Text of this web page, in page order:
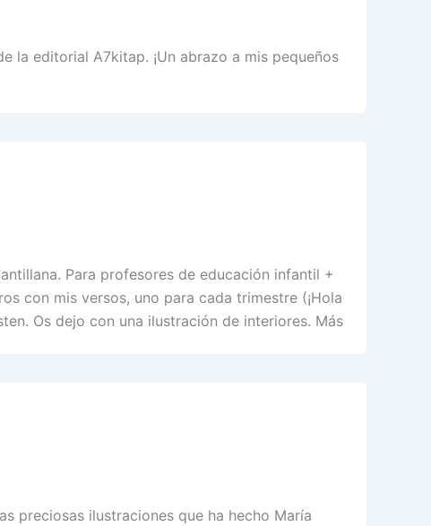
la editorial A7kitap. ¡Un abrazo a mis pequeños
Para profesores de educación infantil +
con mis versos, uno para cada trimestre (¡Hola
Os dejo con una ilustración de interiores. Más
preciosas ilustraciones que ha hecho María